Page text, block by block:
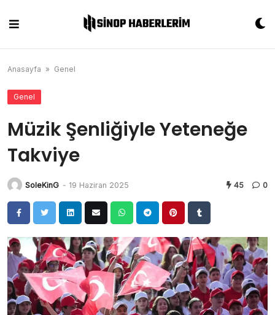
content
Anasayfa » Genel
Genel
Müzik Şenliğiyle Yeteneğe
Takviye
SoleKinG - 19 Haziran 2025 45 0